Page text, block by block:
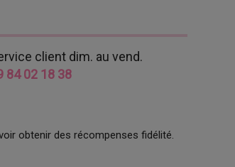
client dim. au vend.
84 02 18 38
obtenir des récompenses fidélité.